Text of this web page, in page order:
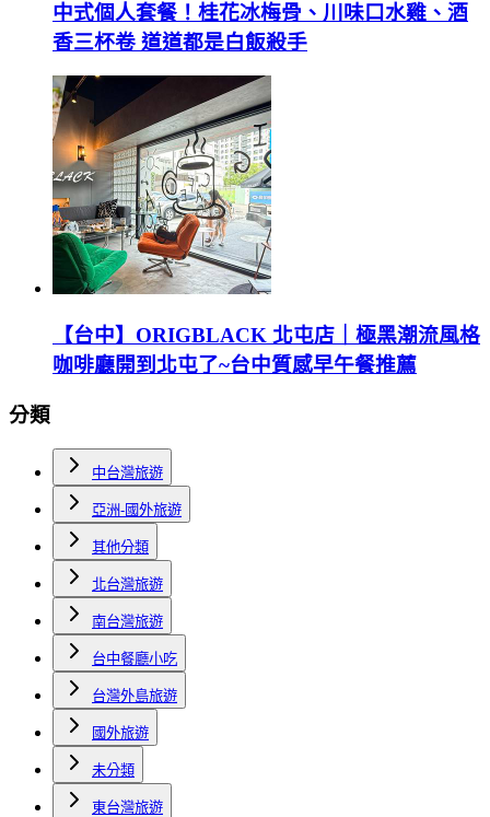
中式個人套餐！桂花冰梅骨、川味口水雞、酒
香三杯卷 道道都是白飯殺手
【台中】ORIGBLACK 北屯店｜極黑潮流風格
咖啡廳開到北屯了~台中質感早午餐推薦
分類
中台灣旅遊
亞洲-國外旅遊
其他分類
北台灣旅遊
南台灣旅遊
台中餐廳小吃
台灣外島旅遊
國外旅遊
未分類
東台灣旅遊